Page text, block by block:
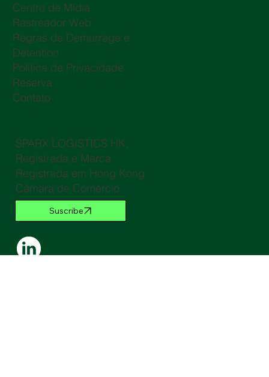
Centro de Mídia
Rastreador Web
Regras de Demurrage e
Detention
Política de Privacidade
Reserva
Contato
SPARX LOGISTICS HK,
Registrada e Marca
Registrada em Hong Kong
Câmara de Comércio
Suscribe